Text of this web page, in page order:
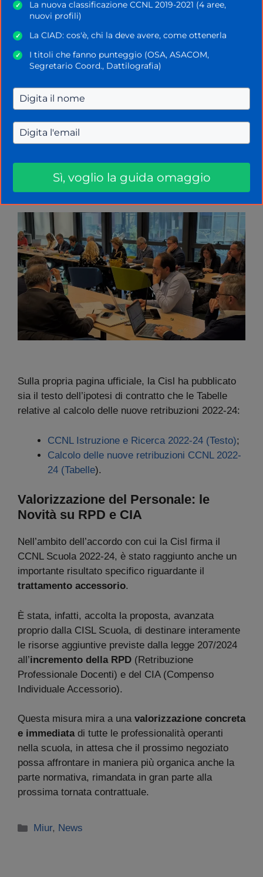
condizioni migliori
rinviando ulteriormente la
Chiudere la partita ora significa, di fatto, poter
avviare immediatamente letrattative per il
triennio 2025/27.
tempi della contrattazione alla vigenza reale del
contratto è l’unico modo pertutelare
efficacemente il potere d’acquistodelle
retribuzioni e per evitare i cronici ritardi che hanno
caratterizzato i rinnovi precedenti.
Sulla propria pagina ufficiale, la Cisl ha pubblicato
sia il testo dell’ipotesi di contratto che le Tabelle
relative al calcolo delle nuove retribuzioni 2022-24:
CCNL Istruzione e Ricerca 2022-24 (Testo);
Calcolo delle nuove retribuzioni CCNL 2022-
24 (Tabelle).
Valorizzazione del Personale: le
Novità su RPD e CIA
Nell’ambito dell’accordo con cui la Cisl firma il
CCNL Scuola 2022-24, è stato raggiunto anche un
importante risultato specifico riguardante il
trattamento accessorio.
È stata, infatti, accolta la proposta, avanzata
proprio dalla CISL Scuola, di destinare interamente
le risorse aggiuntive previste dalla legge 207/2024
all’incremento della RPD (Retribuzione
Professionale Docenti) e del CIA (Compenso
Individuale Accessorio).
Questa misura mira a una valorizzazione concreta
e immediatadi tutte le professionalità operanti
nella scuola, in attesa che il prossimo negoziato
possa affrontare in maniera più organica anche la
parte normativa, rimandata in gran parte alla
prossima tornata contrattuale.
Categorie
Miur, News
✓
La nuova classificazione CCNL 2019-2021 (4 aree,
nuovi profili)
✓ La CIAD: cos'è, chi la deve avere, come ottenerla
✓
I titoli che fanno punteggio (OSA, ASACOM,
Segretario Coord., Dattilografia)
Sì, voglio la guida omaggio